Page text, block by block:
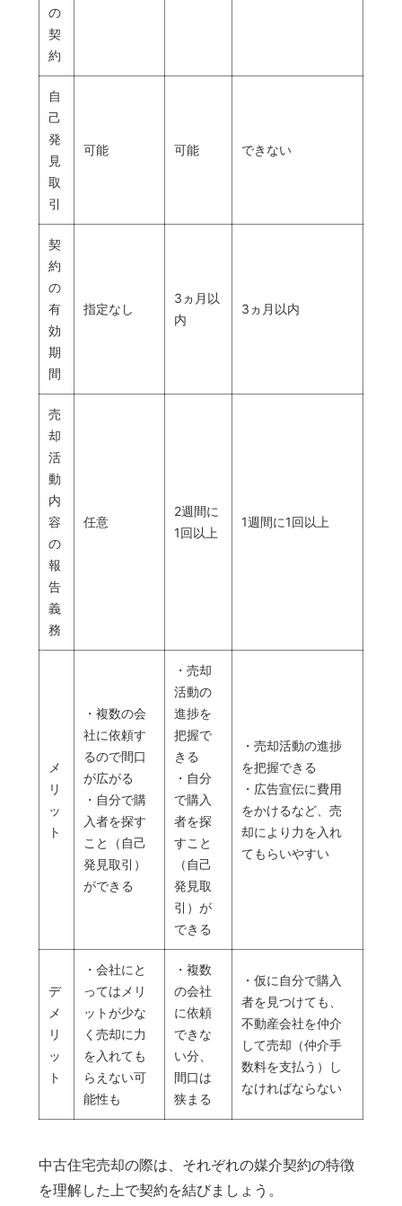
の
契
約
自
己
発
見
取
引
可能 可能 できない
契
約
の
有
効
期
間
指定なし
3ヵ月以
内
3ヵ月以内
売
却
活
動
内
容
の
報
告
義
務
任意
2週間に
1回以上
1週間に1回以上
メ
リ
ッ
ト
・複数の会
社に依頼す
るので間口
が広がる
・自分で購
入者を探す
こと（自己
発見取引）
ができる
・売却
活動の
進捗を
把握で
きる
・自分
で購入
者を探
すこと
（自己
発見取
引）が
できる
・売却活動の進捗
を把握できる
・広告宣伝に費用
をかけるなど、売
却により力を入れ
てもらいやすい
デ
メ
リ
ッ
ト
・会社にと
ってはメリ
ットが少な
く売却に力
を入れても
らえない可
能性も
・複数
の会社
に依頼
できな
い分、
間口は
狭まる
・仮に自分で購入
者を見つけても、
不動産会社を仲介
して売却（仲介手
数料を支払う）し
なければならない
中古住宅売却の際は、それぞれの媒介契約の特徴
を理解した上で契約を結びましょう。